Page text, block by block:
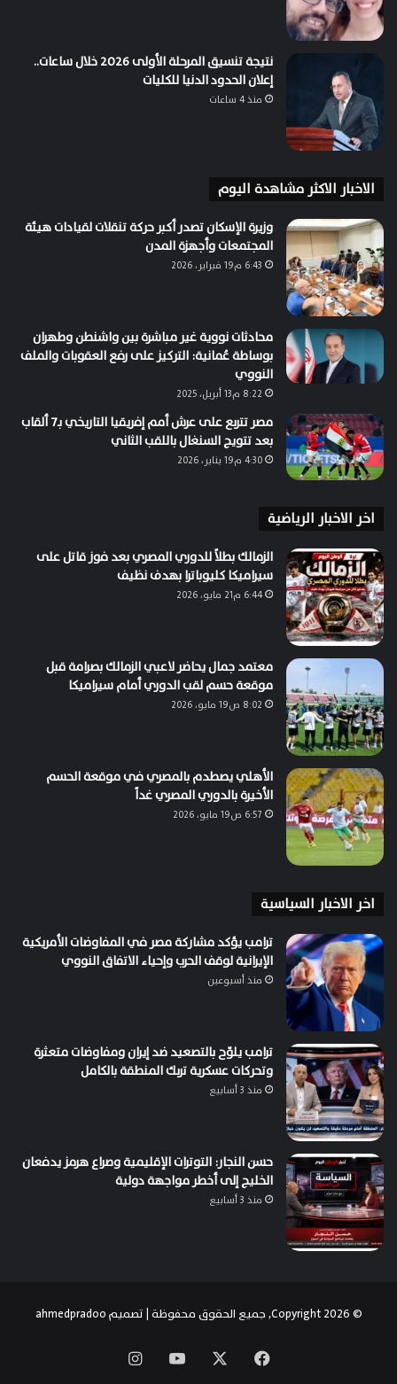
نتيجة تنسيق المرحلة الأولى 2026 خلال ساعات..
إعلان الحدود الدنيا للكليات
منذ 4 ساعات
الاخبار الاكثر مشاهدة اليوم
وزيرة الإسكان تصدر أكبر حركة تنقلات لقيادات هيئة
المجتمعات وأجهزة المدن
6:43 م19 فبراير، 2026
محادثات نووية غير مباشرة بين واشنطن وطهران
بوساطة عُمانية: التركيز على رفع العقوبات والملف
النووي
8:22 م13 أبريل، 2025
مصر تتربع على عرش أمم إفريقيا التاريخي بـ7 ألقاب
بعد تتويج السنغال باللقب الثاني
4:30 م19 يناير، 2026
اخر الاخبار الرياضية
الزمالك بطلاً للدوري المصري بعد فوز قاتل على
سيراميكا كليوباترا بهدف نظيف
6:44 م21 مايو، 2026
معتمد جمال يحاضر لاعبي الزمالك بصرامة قبل
موقعة حسم لقب الدوري أمام سيراميكا
8:02 ص19 مايو، 2026
الأهلي يصطدم بالمصري في موقعة الحسم
الأخيرة بالدوري المصري غداً
6:57 ص19 مايو، 2026
اخر الاخبار السياسية
ترامب يؤكد مشاركة مصر في المفاوضات الأمريكية
الإيرانية لوقف الحرب وإحياء الاتفاق النووي
منذ أسبوعين
ترامب يلوّح بالتصعيد ضد إيران ومفاوضات متعثرة
وتحركات عسكرية تربك المنطقة بالكامل
منذ 3 أسابيع
حسن النجار: التوترات الإقليمية وصراع هرمز يدفعان
الخليج إلى أخطر مواجهة دولية
منذ 3 أسابيع
© Copyright 2026, جميع الحقوق محفوظة | تصميم ahmedpradoo
فيسبوك ‫YouTube